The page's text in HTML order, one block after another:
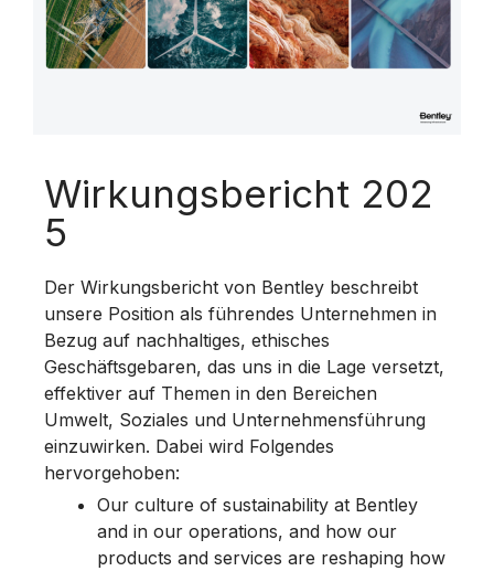
Wirkungsbericht 202
5
Der Wirkungsbericht von Bentley beschreibt
unsere Position als führendes Unternehmen in
Bezug auf nachhaltiges, ethisches
Geschäftsgebaren, das uns in die Lage versetzt,
effektiver auf Themen in den Bereichen
Umwelt, Soziales und Unternehmensführung
einzuwirken. Dabei wird Folgendes
hervorgehoben:
Our culture of sustainability at Bentley
and in our operations, and how our
products and services are reshaping how